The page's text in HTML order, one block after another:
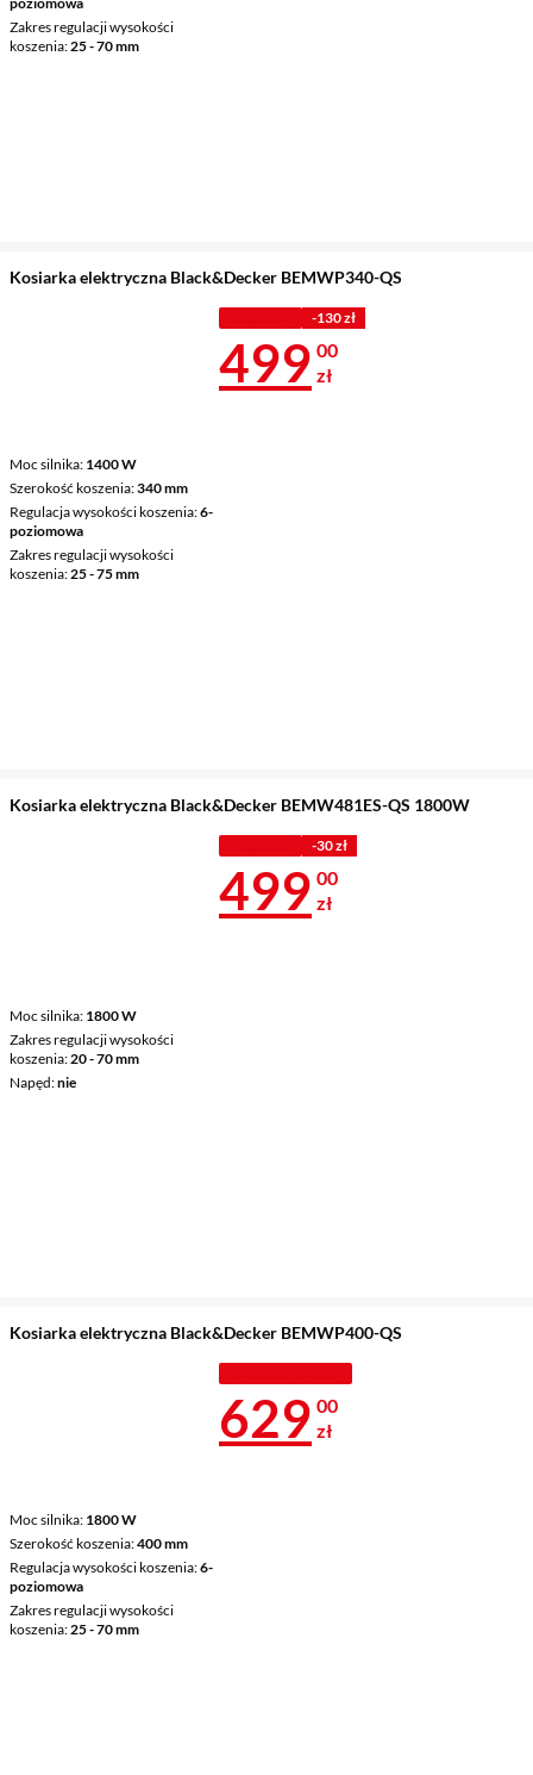
Zakres regulacji wysokości
koszenia 25 - 70 mm
Kosiarka elektryczna Black&Decker BEMWP340-QS
Moc silnika 1400 W
Szerokość koszenia 340 mm
Regulacja wysokości koszenia 6-
poziomowa
Zakres regulacji wysokości
koszenia 25 - 75 mm
-130 zł
Cena 499 zł
499 00
zł
Kosiarka elektryczna Black&Decker BEMW481ES-QS 1800W
Moc silnika 1800 W
Zakres regulacji wysokości
koszenia 20 - 70 mm
Napęd nie
-30 zł
Cena 499 zł
499 00
zł
Kosiarka elektryczna Black&Decker BEMWP400-QS
Moc silnika 1800 W
Szerokość koszenia 400 mm
Regulacja wysokości koszenia 6-
poziomowa
Zakres regulacji wysokości
koszenia 25 - 70 mm
Cena 629 zł
629 00
zł